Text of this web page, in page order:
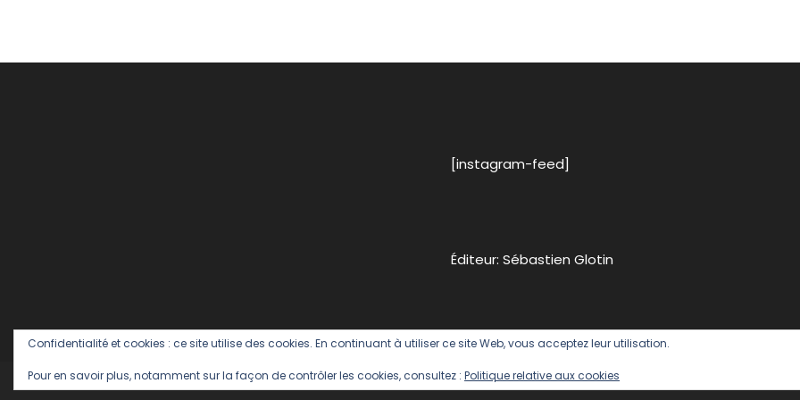
Dentifrice,
[instagram-feed]
Éditeur: Sébastien Glotin
Romain Paris - Editeur : Sébastien Glotin|Theme: Color Blog byMystery Themes.
Confidentialité et cookies : ce site utilise des cookies. En continuant à utiliser ce site Web, vous acceptez leur utilisation.
Pour en savoir plus, notamment sur la façon de contrôler les cookies, consultez : Politique relative aux cookies